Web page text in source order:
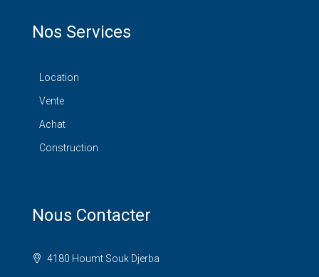
Nos Services
Location
Vente
Achat
Construction
Nous Contacter
4180 Houmt Souk Djerba